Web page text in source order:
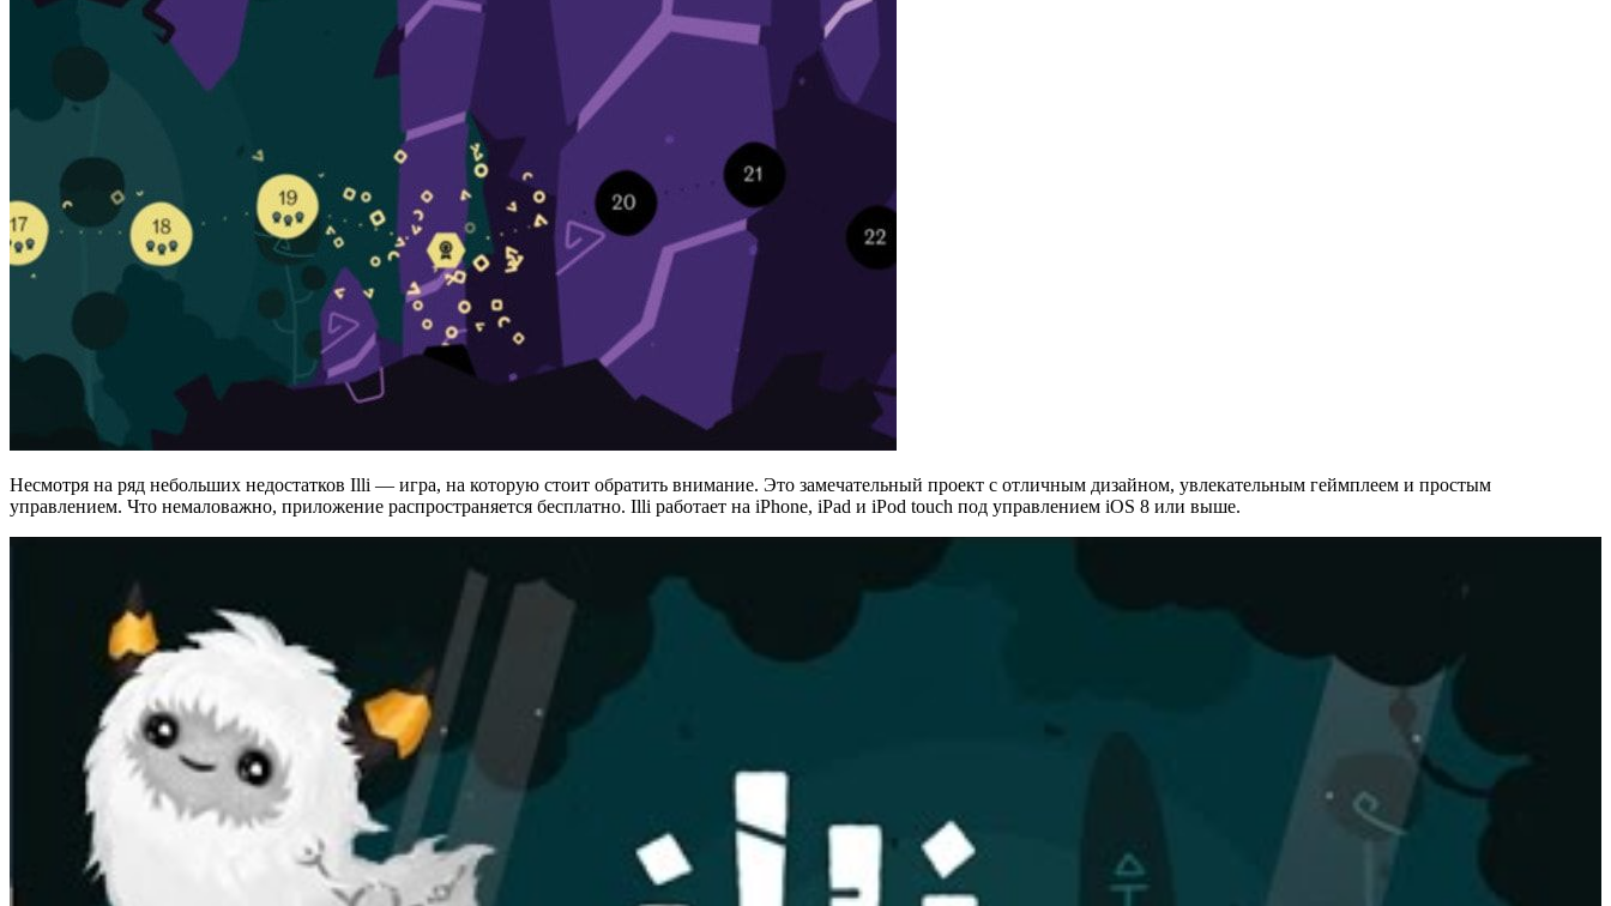
Несмотря на ряд небольших недостатков Illi — игра, на которую стоит обратить внимание. Это замечательный проект с отличным дизайном, увлекательным геймплеем и простым
управлением. Что немаловажно, приложение распространяется бесплатно. Illi работает на iPhone, iPad и iPod touch под управлением iOS 8 или выше.